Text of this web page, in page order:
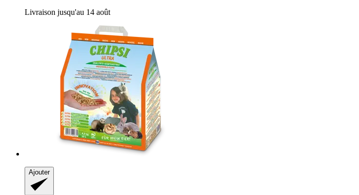
Livraison jusqu'au 14 août
Ajouter